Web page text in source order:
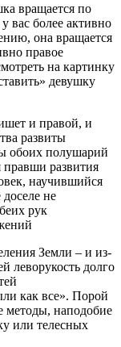
вращается по
вас более активно
она вращается
правое
на картинку
девушку
и правой, и
развиты
обоих полушарий
правши развития
научившийся
не
рук
Земли – и из-
леворукость долго
как все». Порой
методы, наподобие
или телесных